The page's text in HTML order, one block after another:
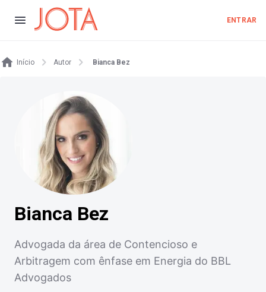
ENTRAR
Início Autor Bianca Bez
Bianca Bez
Advogada da área de Contencioso e
Arbitragem com ênfase em Energia do BBL
Advogados